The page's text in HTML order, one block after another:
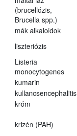
(brucellózis,
Brucella spp.)
mák alkaloidok
liszteriózis
Listeria
monocytogenes
kumarin
kullancsencephalitis
króm
krizén (PAH)